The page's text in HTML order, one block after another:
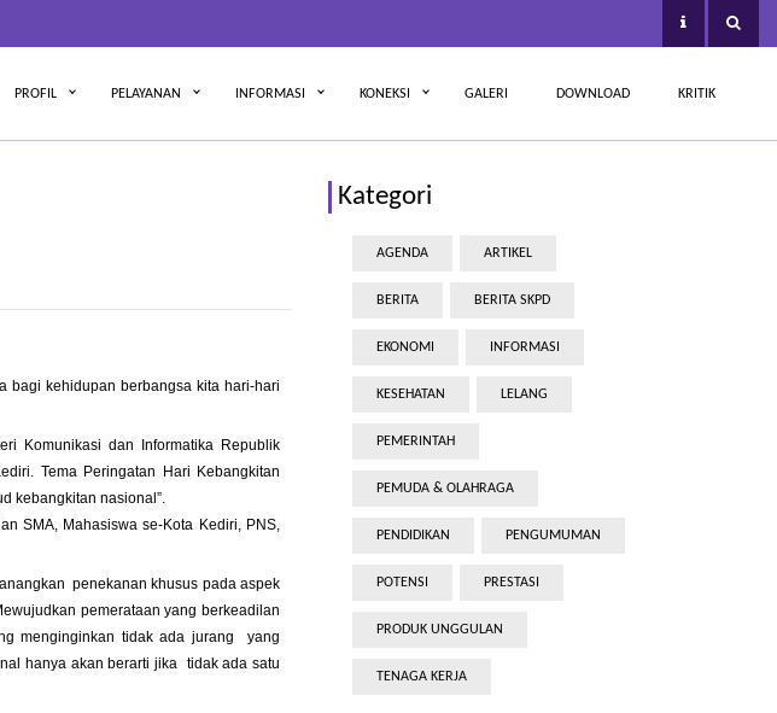
PROFIL PELAYANAN INFORMASI KONEKSI GALERI DOWNLOAD KRITIK
bagi kehidupan berbangsa kita hari-hari
Komunikasi dan Informatika Republik
Tema Peringatan Hari Kebangkitan
kebangkitan nasional”.
SMA, Mahasiswa se-Kota Kediri, PNS,
penekanan khusus pada aspek
pemerataan yang berkeadilan
menginginkan tidak ada jurang yang
hanya akan berarti jika tidak ada satu
Kategori
AGENDA ARTIKEL
BERITA BERITA SKPD
EKONOMI INFORMASI
KESEHATAN LELANG
PEMERINTAH
PEMUDA & OLAHRAGA
PENDIDIKAN PENGUMUMAN
POTENSI PRESTASI
PRODUK UNGGULAN
TENAGA KERJA